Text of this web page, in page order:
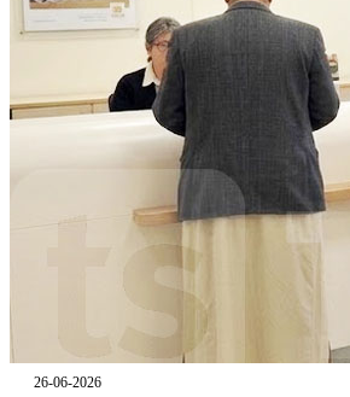
26-06-2026